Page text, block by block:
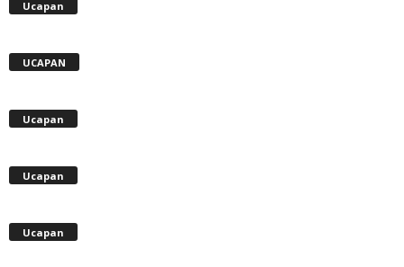
Ucapan
UCAPAN
Ucapan
Ucapan
Ucapan